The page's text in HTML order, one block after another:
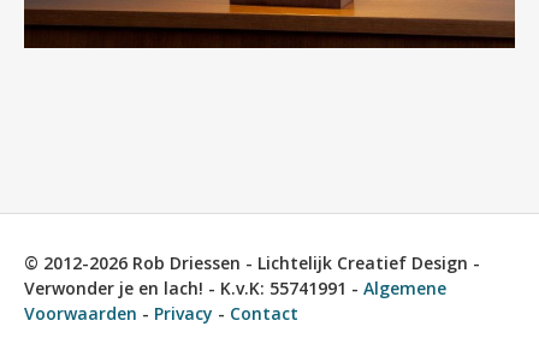
© 2012-2026 Rob Driessen - Lichtelijk Creatief Design -
Verwonder je en lach! - K.v.K: 55741991 - Algemene
Voorwaarden - Privacy - Contact